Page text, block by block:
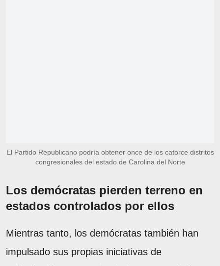
El Partido Republicano podría obtener once de los catorce distritos
congresionales del estado de Carolina del Norte
Los demócratas pierden terreno en
estados controlados por ellos
Mientras tanto, los demócratas también han
impulsado sus propias iniciativas de